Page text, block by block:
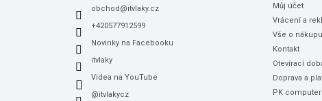
obchod@itvlaky.cz
+420577912599
Novinky na Facebooku
itvlaky
Videa na YouTube
@itvlakycz
Můj účet
Vrácení a
Vše o nákupu
Kontakt
Otevírací
Doprava a
PK